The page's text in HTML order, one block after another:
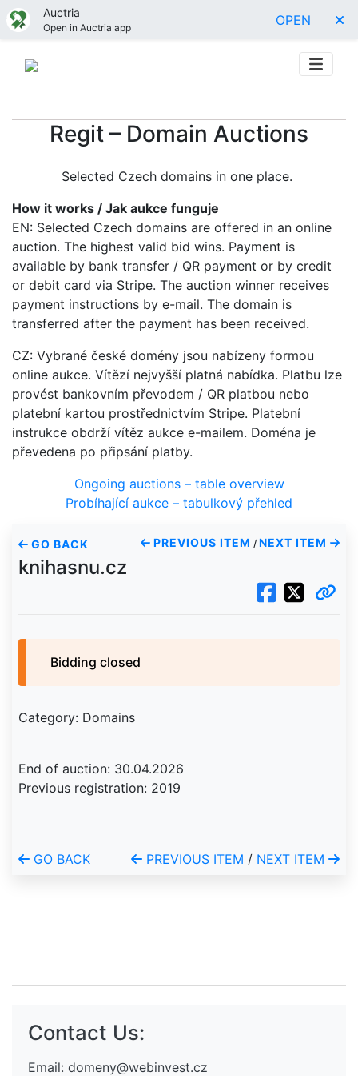
Auctria
Open in Auctria app OPEN
Regit – Domain Auctions
Selected Czech domains in one place.
How it works / Jak aukce funguje
EN: Selected Czech domains are offered in an online
auction. The highest valid bid wins. Payment is
available by bank transfer / QR payment or by credit
or debit card via Stripe. The auction winner receives
payment instructions by e-mail. The domain is
transferred after the payment has been received.
CZ: Vybrané české domény jsou nabízeny formou
online aukce. Vítězí nejvyšší platná nabídka. Platbu lze
provést bankovním převodem / QR platbou nebo
platební kartou prostřednictvím Stripe. Platební
instrukce obdrží vítěz aukce e-mailem. Doména je
převedena po připsání platby.
Ongoing auctions – table overview
Probíhající aukce – tabulkový přehled
GO BACK PREVIOUS ITEM / NEXT ITEM
knihasnu.cz
Bidding closed
Category: Domains
End of auction: 30.04.2026
Previous registration: 2019
GO BACK PREVIOUS ITEM / NEXT ITEM
Contact Us:
Email: domeny@webinvest.cz